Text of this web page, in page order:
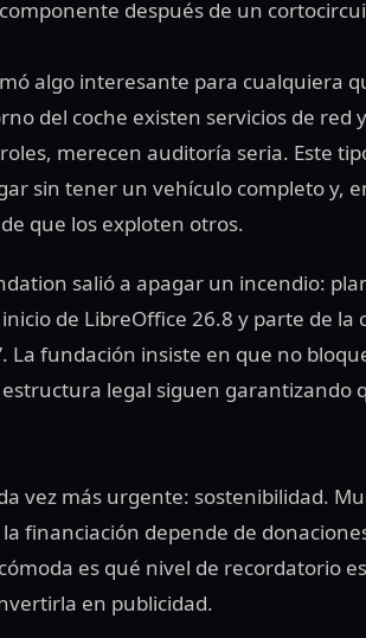
después de un
algo interesante para cualquiera
del coche existen servicios de red
merecen auditoría seria. Este
sin tener un vehículo completo y,
que los exploten otros.
salió a apagar un incendio:
de LibreOffice 26.8 y parte de la
La fundación insiste en que no
legal siguen garantizando
vez más urgente: sostenibilidad.
financiación depende de
es qué nivel de recordatorio
en publicidad.